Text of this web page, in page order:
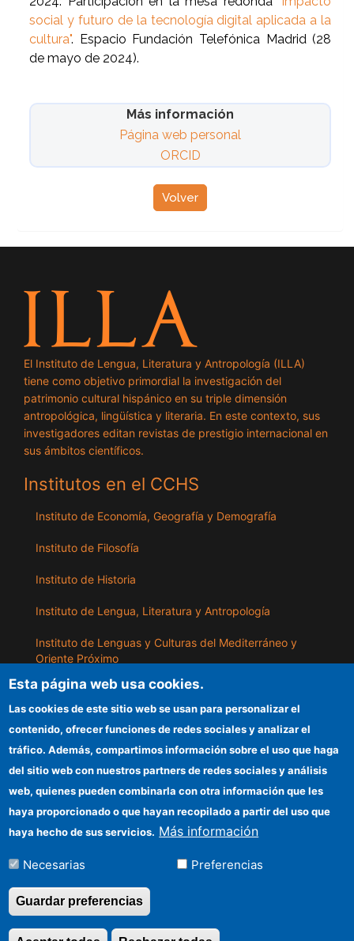
social y futuro de la tecnología digital aplicada a la
cultura". Espacio Fundación Telefónica Madrid (28
de mayo de 2024).
Más información
Página web personal
ORCID
Volver
El Instituto de Lengua, Literatura y Antropología (ILLA)
tiene como objetivo primordial la investigación del
patrimonio cultural hispánico en su triple dimensión
antropológica, lingüística y literaria. En este contexto, sus
investigadores editan revistas de prestigio internacional en
sus ámbitos científicos.
Institutos en el CCHS
Instituto de Economía, Geografía y Demografía
Instituto de Filosofía
Instituto de Historia
Instituto de Lengua, Literatura y Antropología
Instituto de Lenguas y Culturas del Mediterráneo y
Oriente Próximo
Instituto de Políticas y Bienes Públicos
ILLA
Sede electrónica CSIC
Información para proveedores
Organismos financiadores
Cómo llegar
©Copyright 2026 Todos los derechos
Esta página web usa cookies.
Las cookies de este sitio web se usan para personalizar el
contenido, ofrecer funciones de redes sociales y analizar el
tráfico. Además, compartimos información sobre el uso que haga
del sitio web con nuestros partners de redes sociales y análisis
web, quienes pueden combinarla con otra información que les
haya proporcionado o que hayan recopilado a partir del uso que
haya hecho de sus servicios. Más información
Necesarias Preferencias
Guardar preferencias